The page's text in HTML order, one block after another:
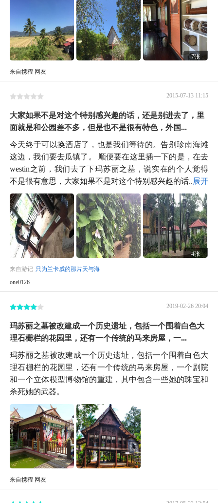
7张
来自携程 网友
2015-07-13 11:15
大家如果不是对这个特别感兴趣的话，还是别进去了，里
面就是和公园差不多，但是也不是很有特色，外国...
今天终于可以换酒店了，也是我们等待的。告别珍南海滩
这边，我们要去瓜镇了。 顺便要在这里插一下的是，在去
westin之前，我们去了下玛苏丽之墓，说实在的个人觉得
不是很有意思，大家如果不是对这个特别感兴趣的话...展开
4张
来自游记 只为兰卡威的那片天与海
one0126
2019-02-26 20:04
玛苏丽之墓被改建成一个历史遗址，包括一个围着白色大
理石栅栏的花园里，还有一个传统的马来房屋，一...
玛苏丽之墓被改建成一个历史遗址，包括一个围着白色大
理石栅栏的花园里，还有一个传统的马来房屋，一个剧院
和一个立体模型博物馆的重建，其中包含一些她的珠宝和
杀死她的武器。
来自携程 网友